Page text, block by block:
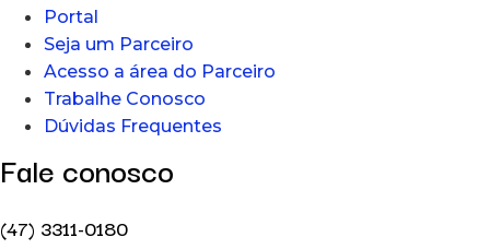
Portal
Seja um Parceiro
Acesso a área do Parceiro
Trabalhe Conosco
Dúvidas Frequentes
Fale conosco
(47) 3311-0180